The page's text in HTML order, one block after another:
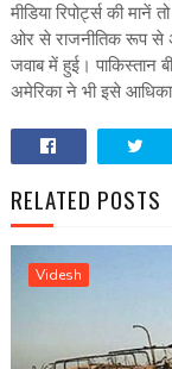
मीडिया रिपोर्ट्स की
ओर से राजनीतिक रूप
जवाब में हुई।
अमेरिका ने भी इसे
RELATED POSTS
Videsh